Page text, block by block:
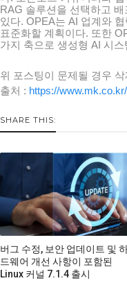
RAG 솔루션을 선택하고
있다. OPEA는 AI 업계와
표준화할 계획이다. 또한
가지 축으로 생성형 AI 시
위 포스팅이 문제될 경우
출처 : https://
SHARE THIS:
버그 수정, 보안 업데이트 및
드웨어 개선 사항이 포함된
Linux 커널 7.1.4 출시